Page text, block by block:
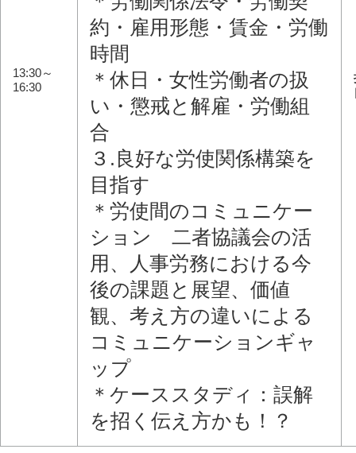
13:30～
16:30
約・雇用形態・賃金・労働
時間
＊休日・女性労働者の扱
い・懲戒と解雇・労働組
合
３.良好な労使関係構築を
目指す
＊労使間のコミュニケー
ション 二者協議会の活
用、人事労務における今
後の課題と展望、価値
観、考え方の違いによる
コミュニケーションギャ
ップ
＊ケーススタディ：誤解
を招く伝え方かも！？